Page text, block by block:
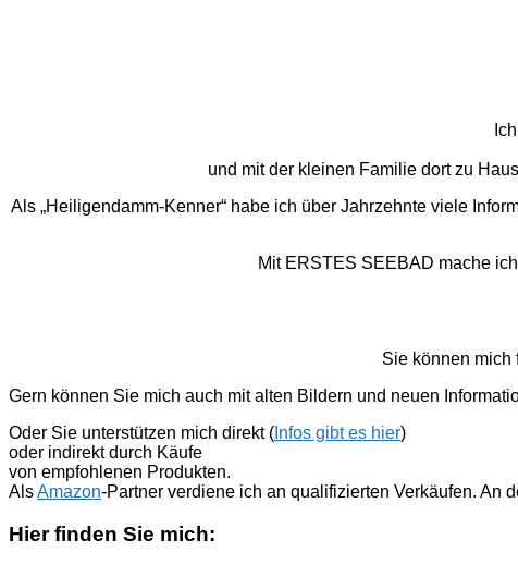
und mit der kleinen Familie dort zu
Als „Heiligendamm-Kenner“ habe ich über Jahrzehnte viele
Mit ERSTES SEEBAD mache
Sie können mich
Gern können Sie mich auch mit alten Bildern und neuen
Oder Sie unterstützen mich direkt ( Infos gibt es hier)
oder indirekt durch Käufe
von empfohlenen Produkten.
AlsAmazon-Partner verdiene ich an qualifizierten Verkäufen. An
Hier finden Sie mich: